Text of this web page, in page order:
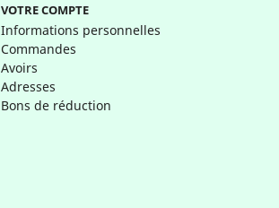
VOTRE COMPTE
Informations personnelles
Commandes
Avoirs
Adresses
Bons de réduction